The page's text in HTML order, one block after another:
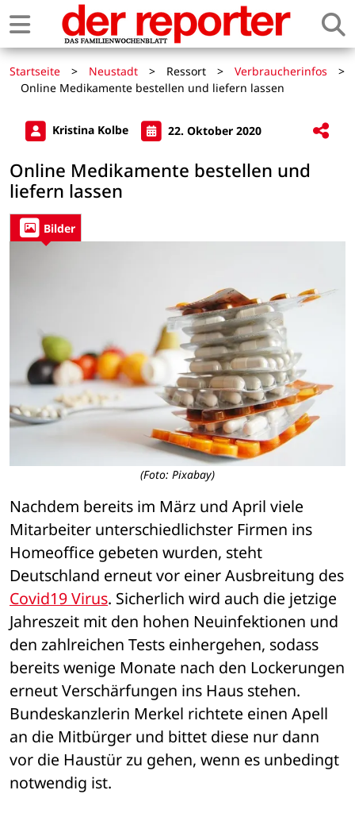
Startseite > Neustadt > Ressort > Verbraucherinfos
>
Online Medikamente bestellen und liefern lassen
Kristina Kolbe 22. Oktober 2020
Online Medikamente bestellen und
liefern lassen
Bilder
(Foto: Pixabay)
Nachdem bereits im März und April viele
Mitarbeiter unterschiedlichster Firmen ins
Homeoffice gebeten wurden, steht
Covid19 Virus. Sicherlich wird auch die jetzige
Jahreszeit mit den hohen Neuinfektionen und
den zahlreichen Tests einhergehen, sodass
bereits wenige Monate nach den Lockerungen
erneut Verschärfungen ins Haus stehen.
Bundeskanzlerin Merkel richtete einen Apell
an die Mitbürger und bittet diese nur dann
vor die Haustür zu gehen, wenn es unbedingt
notwendig ist.